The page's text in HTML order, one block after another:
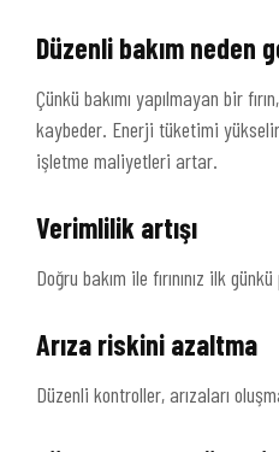
Düzenli bakım neden
Çünkü bakımı yapılmayan bir
kaybeder. Enerji tüketimi
işletme maliyetleri artar.
Verimlilik artışı
Doğru bakım ile fırınınız ilk
Arıza riskini azaltma
Düzenli kontroller, arızaları